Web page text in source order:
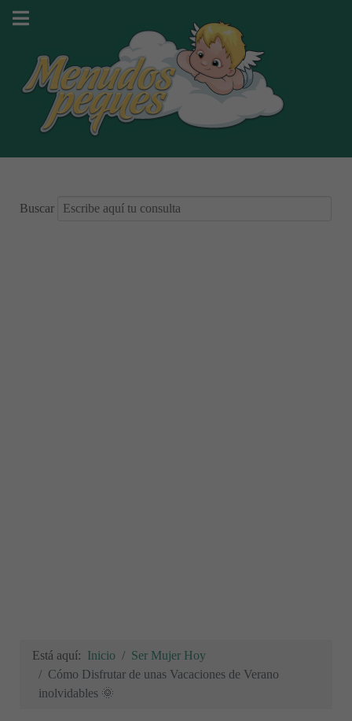
Buscar
Está aquí: Inicio
Ser Mujer Hoy
Cómo Disfrutar de unas Vacaciones de Verano
inolvidables 🌞